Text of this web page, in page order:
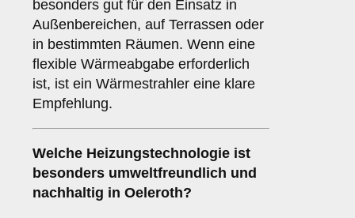
besonders gut für den Einsatz in
Außenbereichen, auf Terrassen oder
in bestimmten Räumen. Wenn eine
flexible Wärmeabgabe erforderlich
ist, ist ein Wärmestrahler eine klare
Empfehlung.
Welche Heizungstechnologie ist
besonders umweltfreundlich und
nachhaltig in Oeleroth?